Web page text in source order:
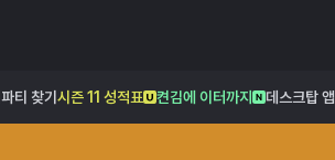
파티 찾기 시즌 11 성적표 켠김에 이터까지 데스크탑 앱